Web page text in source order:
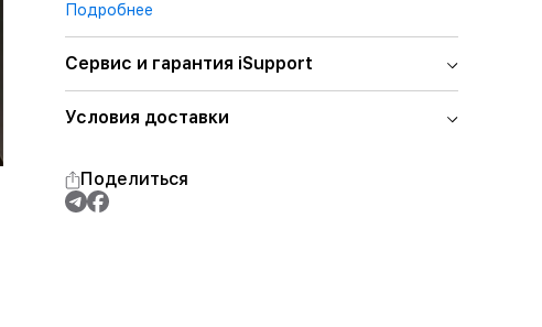
Подробнее
Сервис и гарантия iSupport
Условия доставки
Поделиться